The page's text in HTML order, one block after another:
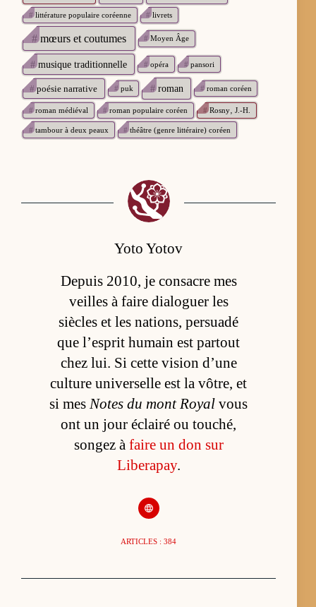
#littérature populaire coréenne #livrets
#mœurs et coutumes #Moyen Âge
#musique traditionnelle #opéra #pansori
# poésie narrative #puk #roman #roman coréen
#roman médiéval #roman populaire coréen #Rosny‚ J.-H.
#tambour à deux peaux #théâtre (genre littéraire) coréen
Yoto Yotov
Depuis 2010, je consacre mes
veilles à faire dialoguer les
siècles et les nations, persuadé
que l’esprit humain est partout
chez lui. Si cette vision d’une
culture universelle est la vôtre, et
si mes Notes du mont Royal vous
ont un jour éclairé ou touché,
songez à faire un don sur
Liberapay.
ARTICLES : 384